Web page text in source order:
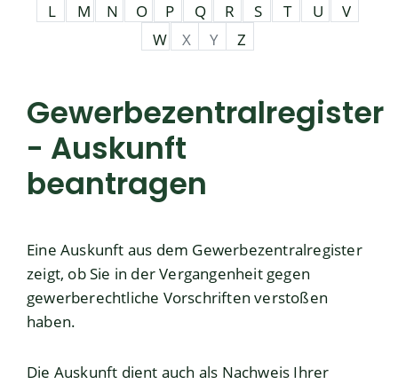
L
M N O P Q R S T U
V
W
X Y Z
Gewerbezentralregister
- Auskunft
beantragen
Eine Auskunft aus dem Gewerbezentralregister
zeigt, ob Sie in der Vergangenheit gegen
gewerberechtliche Vorschriften verstoßen
haben.
Die Auskunft dient auch als Nachweis Ihrer